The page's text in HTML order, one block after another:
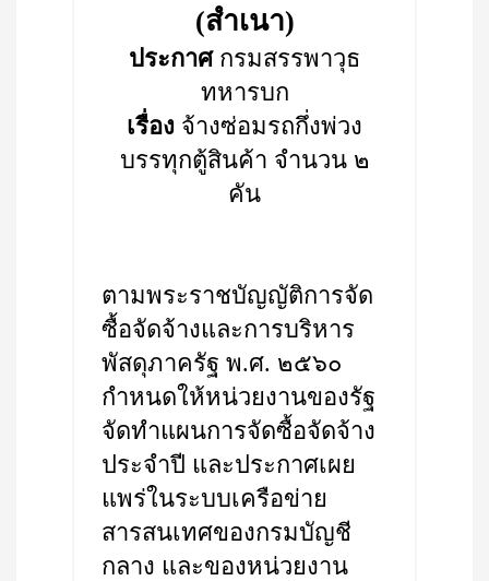
(สำเนา)
ประกาศกรมสรรพาวุธ
ทหารบก
เรื่อง จ้างซ่อมรถกึ่งพ่วง
บรรทุกตู้สินค้า จำนวน ๒
คัน
ตามพระราชบัญญัติการจัด
ซื้อจัดจ้างและการบริหาร
พัสดุภาครัฐ พ.ศ. ๒๕๖๐
กำหนดให้หน่วยงานของรัฐ
จัดทำแผนการจัดซื้อจัดจ้าง
ประจำปี และประกาศเผย
แพร่ในระบบเครือข่าย
สารสนเทศของกรมบัญชี
กลาง และของหน่วยงาน